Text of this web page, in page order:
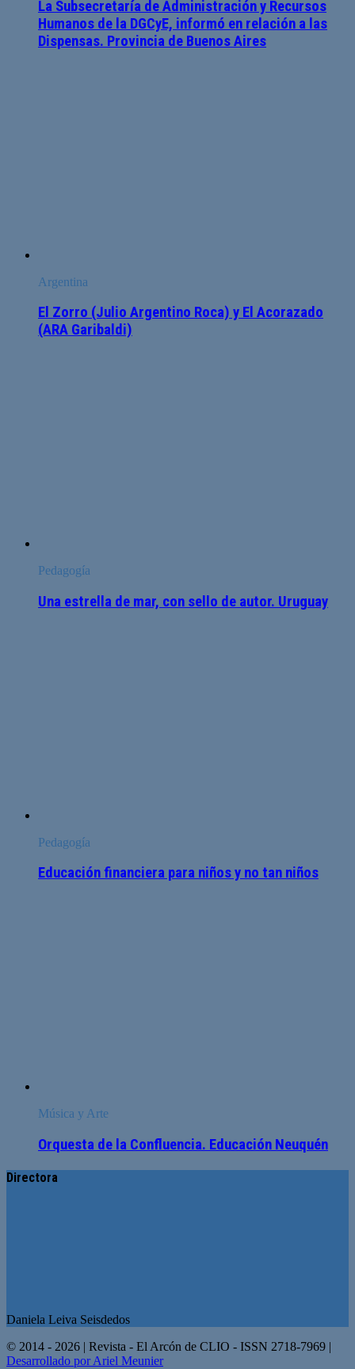
La Subsecretaría de Administración y Recursos
Humanos de la DGCyE, informó en relación a las
Dispensas. Provincia de Buenos Aires
Argentina
El Zorro (Julio Argentino Roca) y El Acorazado
(ARA Garibaldi)
Pedagogía
Una estrella de mar, con sello de autor. Uruguay
Pedagogía
Educación financiera para niños y no tan niños
Música y Arte
Orquesta de la Confluencia. Educación Neuquén
Directora
Daniela Leiva Seisdedos
© 2014 - 2026 | Revista - El Arcón de CLIO - ISSN 2718-7969 |
Desarrollado por Ariel Meunier